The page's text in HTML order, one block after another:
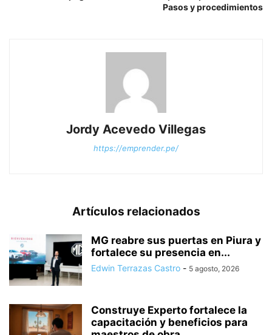
Pasos y procedimientos
Jordy Acevedo Villegas
https://emprender.pe/
Artículos relacionados
MG reabre sus puertas en Piura y
fortalece su presencia en...
Edwin Terrazas Castro - 5 agosto, 2026
Construye Experto fortalece la
capacitación y beneficios para